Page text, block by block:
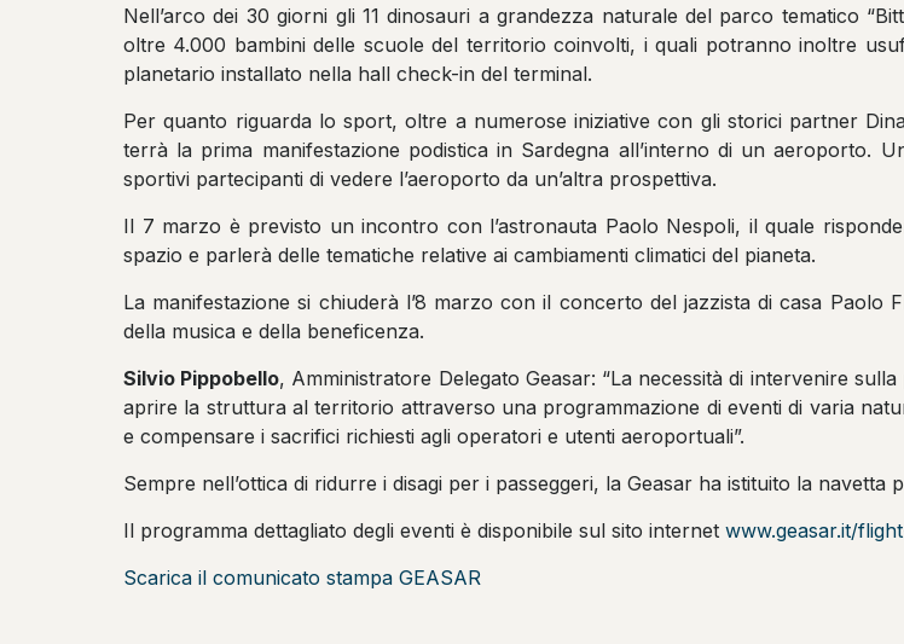
Nell’arco dei 30 giorni gli 11 dinosauri a grandezza naturale del parco tematico
oltre 4.000 bambini delle scuole del territorio coinvolti, i quali potranno inoltre
planetario installato nella hall check-in del terminal.
Per quanto riguarda lo sport, oltre a numerose iniziative con gli storici partner
terrà la prima manifestazione podistica in Sardegna all’interno di un aeroporto.
sportivi partecipanti di vedere l’aeroporto da un’altra prospettiva.
Il 7 marzo è previsto un incontro con l’astronauta Paolo Nespoli, il quale
spazio e parlerà delle tematiche relative ai cambiamenti climatici del pianeta.
La manifestazione si chiuderà l’8 marzo con il concerto del jazzista di casa Paolo
della musica e della beneficenza.
Silvio Pippobello, Amministratore Delegato Geasar: “La necessità di intervenire
aprire la struttura al territorio attraverso una programmazione di eventi di varia
e compensare i sacrifici richiesti agli operatori e utenti aeroportuali”.
Sempre nell’ottica di ridurre i disagi per i passeggeri, la Geasar ha istituito la
Il programma dettagliato degli eventi è disponibile sul sito internet www.geasar.it/
Scarica il comunicato stampa GEASAR